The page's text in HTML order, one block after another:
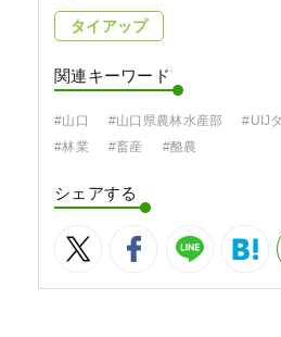
タイアップ
関連キーワード
#山口 #山口県農林水産部 #UIJ
#林業
#畜産 #酪農
シェアする